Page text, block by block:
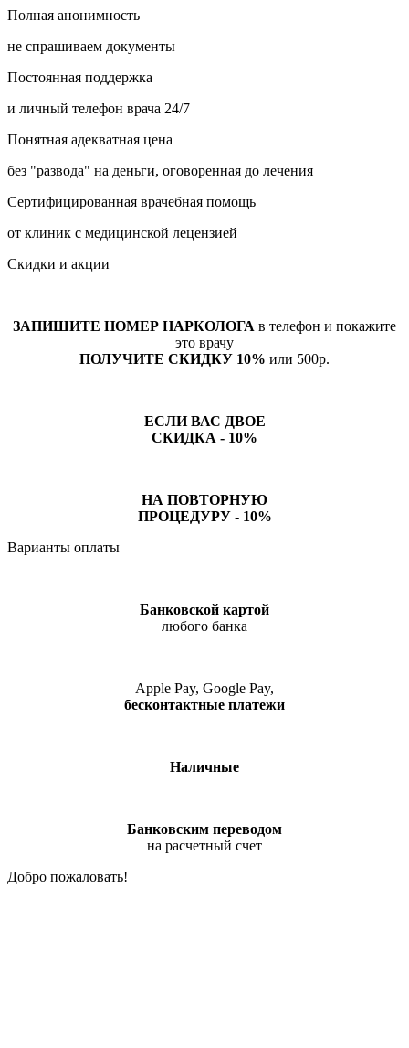
Полная анонимность
не спрашиваем документы
Постоянная поддержка
и личный телефон врача 24/7
Понятная адекватная цена
без "развода" на деньги, оговоренная до лечения
Сертифицированная врачебная помощь
от клиник с медицинской лецензией
Скидки и акции
ЗАПИШИТЕ НОМЕР НАРКОЛОГА в телефон и покажите
это врачу
ПОЛУЧИТЕ СКИДКУ 10% или 500р.
ЕСЛИ ВАС ДВОЕ
СКИДКА - 10%
НА ПОВТОРНУЮ
ПРОЦЕДУРУ - 10%
Варианты оплаты
Банковской картой
любого банка
Apple Pay, Google Pay,
бесконтактные платежи
Наличные
Банковским переводом
на расчетный счет
Добро пожаловать!